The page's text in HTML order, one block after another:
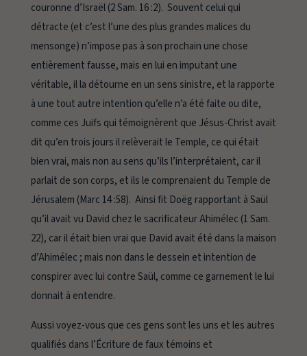
couronne d’Israël (2 Sam. 16 :2). Souvent celui qui
détracte (et c’est l’une des plus grandes malices du
mensonge) n’impose pas à son prochain une chose
entièrement fausse, mais en lui en imputant une
véritable, il la détourne en un sens sinistre, et la rapporte
à une tout autre intention qu’elle n’a été faite ou dite,
comme ces Juifs qui témoignèrent que Jésus-Christ avait
dit qu’en trois jours il relèverait le Temple, ce qui était
bien vrai, mais non au sens qu’ils l’interprétaient, car il
parlait de son corps, et ils le comprenaient du Temple de
Jérusalem (Marc 14 :58). Ainsi fit Doëg rapportant à Saül
qu’il avait vu David chez le sacrificateur Ahimélec (1 Sam.
22), car il était bien vrai que David avait été dans la maison
d’Ahimélec ; mais non dans le dessein et intention de
conspirer avec lui contre Saül, comme ce garnement le lui
donnait à entendre.
Aussi voyez-vous que ces gens sont les uns et les autres
qualifiés dans l’Écriture de faux témoins et